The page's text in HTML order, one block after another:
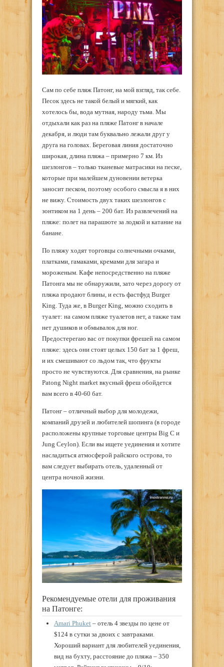
Сам по себе пляж Патонг, на мой взгляд, так себе.
Песок здесь не такой белый и мягкий, как
хотелось бы, вода мутная, народу тьма. Мы
отдыхали как раз на пляже Патонг в начале
декабря, и люди там буквально лежали друг у
друга на головах. Береговая линия достаточно
широкая, длина пляжа – примерно 7 км. Из
шезлонгов – только тканевые матрасики на песке,
которые при малейшем дуновении ветерка
заносит песком, поэтому особого смысла я в них
не вижу. Стоимость двух таких шезлонгов с
зонтиком на 1 день – 200 бат. Из развлечений на
пляже: полет на парашюте за лодкой и катание на
банане.
По пляжу ходят торговцы солнечными очками,
платками, гамаками, кремами для загара и
мороженым. Кафе непосредственно на пляже
Патонга мы не обнаружили, зато через дорогу от
пляжа продают блины, и есть фастфуд Burger
King. Туда же, в Burger King, можно сходить в
туалет: на самом пляже туалетов нет, а также там
нет душиков и обмывалок для ног.
Предостерегаю вас от покупки фрешей на самом
пляже: здесь они стоят целых 150 бат за 1 фреш,
и их смешивают со льдом так, что фрукты
просто не чувствуются. Для сравнения, на рынке
Patong Night market вкусный фреш обойдется
вам всего в 40-60 бат.
Патонг – отличный выбор для молодежи,
компаний друзей и любителей шопинга (в городе
расположены крупные торговые центры Big C и
Jung Ceylon). Если вы ищете уединения и хотите
насладиться атмосферой райского острова, то
вам следует выбирать отель, удаленный от
центра ночной жизни.
Рекомендуемые отели для проживания
на Патонге:
Amari Phuket– отель 4 звезды по цене от
$124 в сутки за двоих с завтраками.
Хороший вариант для любителей уединения,
вид на бухту, расстояние до пляжа – 350